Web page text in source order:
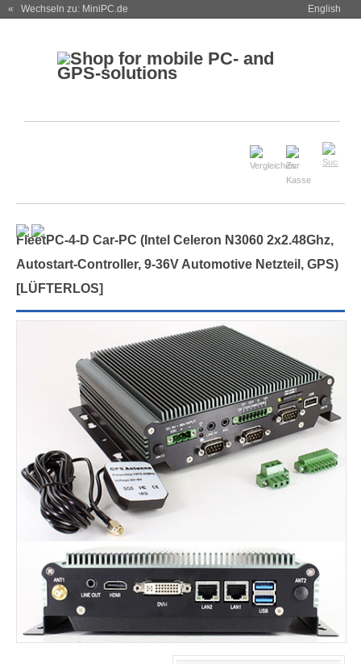
« Wechseln zu: MiniPC.de English
FleetPC-4-D Car-PC (Intel Celeron N3060 2x2.48Ghz,
Autostart-Controller, 9-36V Automotive Netzteil, GPS)
[LÜFTERLOS]